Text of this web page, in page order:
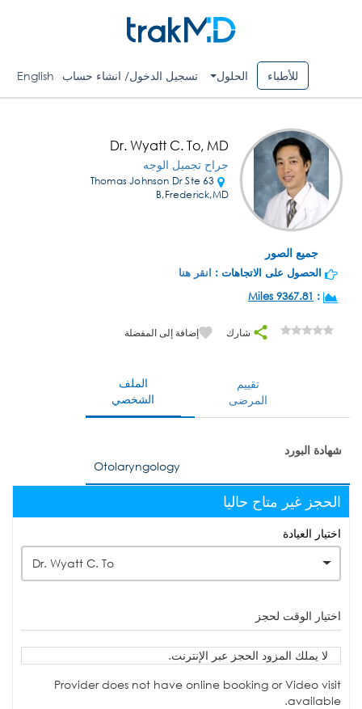
للأطباء الحلول تسجيل الدخول/ انشاء حساب English
جميع الصور
Dr. Wyatt C. To, MD
جراح تجميل الوجه
63 Thomas Johnson Dr Ste
B,Frederick,MD
الحصول على الاتجاهات : انقر هنا
:
9367.81 Miles
شارك إضافة إلى المفضلة
الملف
الشخصي
تقييم
المرضى
شهادة البورد
Otolaryngology
الحجز غير متاح حاليا
اختيار العيادة
Dr. Wyatt C. To
اختيار الوقت لحجز
لا يملك المزود الحجز عبر الإنترنت.
Provider does not have online booking or Video visit
available.